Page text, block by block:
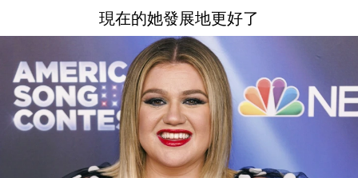
現在的她發展地更好了